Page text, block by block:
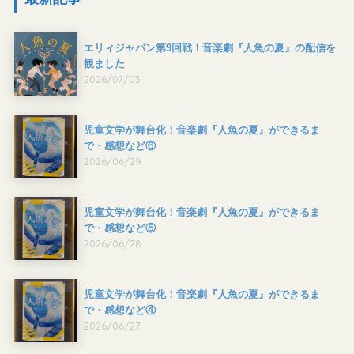
エリィジャパン第9回戦！音楽劇『人魚の夏』の配信を
観ました
2026/07/03
児童文学が舞台化！音楽劇『人魚の夏』ができるま
で・感想など⑥
2026/06/29
児童文学が舞台化！音楽劇『人魚の夏』ができるま
で・感想など⑤
2026/06/28
児童文学が舞台化！音楽劇『人魚の夏』ができるま
で・感想など④
2026/06/27